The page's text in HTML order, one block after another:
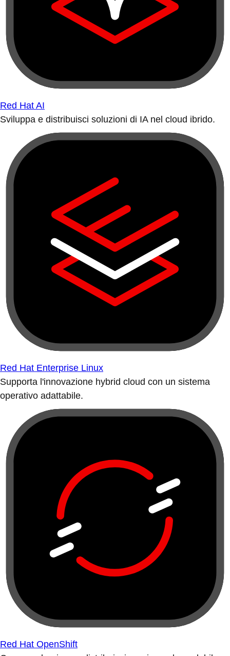
Red Hat AI
Sviluppa e distribuisci soluzioni di IA nel cloud ibrido.
Red Hat Enterprise Linux
Supporta l'innovazione hybrid cloud con un sistema
operativo adattabile.
Red Hat OpenShift